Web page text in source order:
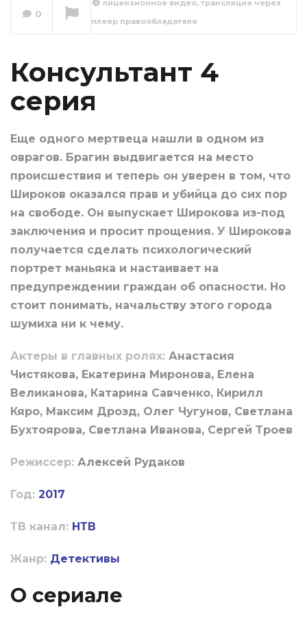
Консультант 5
0
лицензионное видео, трансляция через
плеер правообладателя
Консультант 4
серия
Еще одного мертвеца нашли в одном из
оврагов. Брагин выдвигается на место
происшествия и теперь он уверен в том, что
Широков оказался прав и убийца до сих пор
на свободе. Он выпускает Широкова из-под
заключения и просит прощения. У Широкова
получается сделать психологический
портрет маньяка и настаивает на
предупреждении граждан об опасности. Но
стоит понимать, начальству этого города
шумиха ни к чему.
Актеры в главных ролях: Анастасия
Чистякова, Екатерина Миронова, Елена
Великанова, Катарина Савченко, Кирилл
Кяро, Максим Дрозд, Олег Чугунов, Светлана
Бухтоярова, Светлана Иванова, Сергей Троев
Режиссер: Алексей Рудаков
Год: 2017
ТВ канал: НТВ
Жанр: Детективы
О сериале